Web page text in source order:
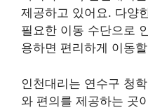
제공하고 있어요. 다양
필요한 이동 수단으로
용하면 편리하게 이동
인천대리는 연수구 청
와 편의를 제공하는 곳